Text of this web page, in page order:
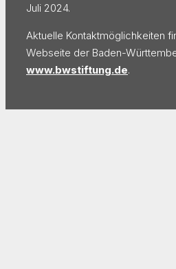
Juli 2024.
Aktuelle Kontaktmöglichkeiten
Webseite der Baden-
www.bwstiftung.de.